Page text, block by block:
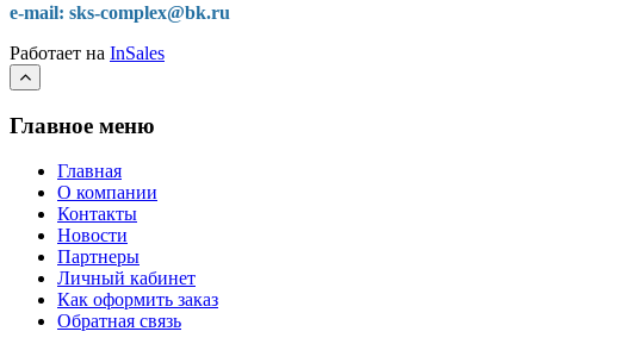
e-mail: sks-complex@bk.ru
Работает на InSales
Главное меню
Главная
О компании
Контакты
Новости
Партнеры
Личный кабинет
Как оформить заказ
Обратная связь